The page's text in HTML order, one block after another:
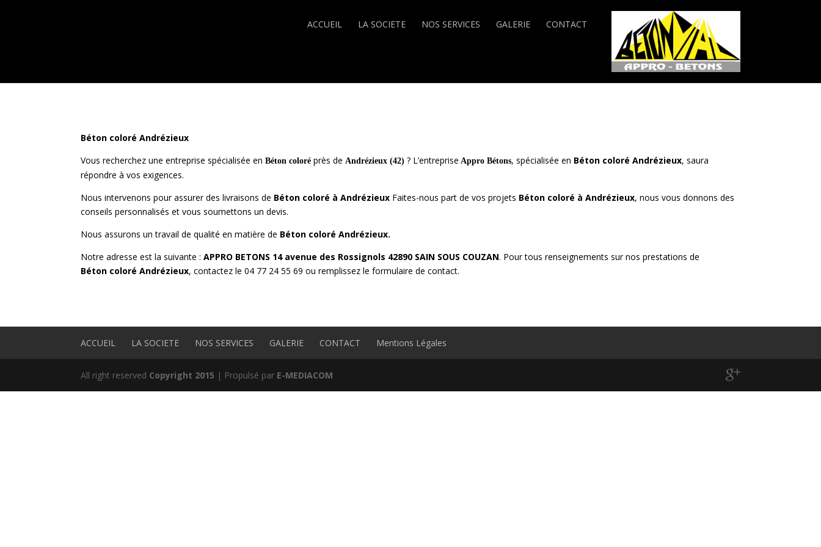
ACCUEIL LA SOCIETE NOS SERVICES GALERIE CONTACT
Béton coloré Andrézieux
Vous recherchez une entreprise spécialisée en Béton coloré près de Andrézieux (42) ? L’entreprise Appro Bétons, spécialisée en Béton coloré Andrézieux, saura
répondre à vos exigences.
Nous intervenons pour assurer des livraisons de Béton coloré à Andrézieux Faites-nous part de vos projets Béton coloré à Andrézieux, nous vous donnons des
conseils personnalisés et vous soumettons un devis.
Nous assurons un travail de qualité en matière de Béton coloré Andrézieux.
Notre adresse est la suivante : APPRO BETONS 14 avenue des Rossignols 42890 SAIN SOUS COUZAN. Pour tous renseignements sur nos prestations de
Béton coloré Andrézieux, contactez le 04 77 24 55 69 ou remplissez le formulaire de contact.
ACCUEIL LA SOCIETE NOS SERVICES GALERIE CONTACT Mentions Légales
All right reserved Copyright 2015 | Propulsé par E-MEDIACOM